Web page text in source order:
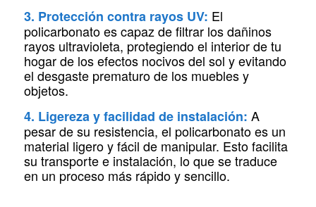
3. Protección contra rayos UV: El
policarbonato es capaz de filtrar los dañinos
rayos ultravioleta, protegiendo el interior de tu
hogar de los efectos nocivos del sol y evitando
el desgaste prematuro de los muebles y
objetos.
4. Ligereza y facilidad de instalación: A
pesar de su resistencia, el policarbonato es un
material ligero y fácil de manipular. Esto facilita
su transporte e instalación, lo que se traduce
en un proceso más rápido y sencillo.